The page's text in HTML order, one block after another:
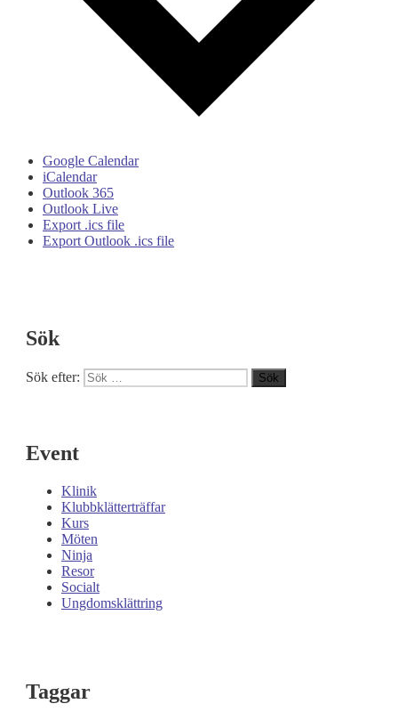
Google Calendar
iCalendar
Outlook 365
Outlook Live
Export .ics file
Export Outlook .ics file
Sök
Sök efter: Sök
Event
Klinik
Klubbklätterträffar
Kurs
Möten
Ninja
Resor
Socialt
Ungdomsklättring
Taggar